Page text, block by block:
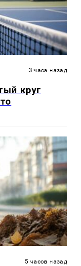
3 часа назад
круг
5 часов назад